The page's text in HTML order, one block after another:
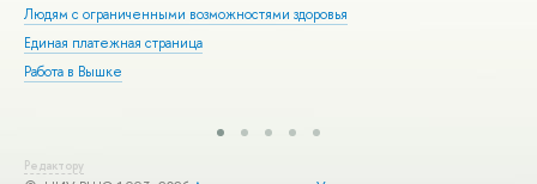
Людям с ограниченными возможностями здоровья
Единая платежная страница
Работа в Вышке
Редактору